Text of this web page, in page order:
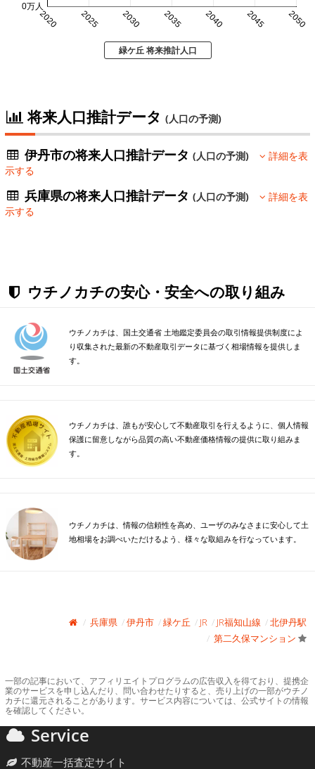
2020 2025 2030 2035 2040 2045 2050
0万人
緑ケ丘 将来推計人口
将来人口推計データ (人口の予測)
伊丹市の将来人口推計データ(人口の予測)
詳細を表
示する
兵庫県の将来人口推計データ(人口の予測)
詳細を表
示する
ウチノカチの安心・安全への取り組み
ウチノカチは、国土交通省 土地鑑定委員会の取引情報提供制度によ
り収集された最新の不動産取引データに基づく相場情報を提供しま
す。
ウチノカチは、誰もが安心して不動産取引を行えるように、個人情報
保護に留意しながら品質の高い不動産価格情報の提供に取り組みま
す。
ウチノカチは、情報の信頼性を高め、ユーザのみなさまに安心して土
地相場をお調べいただけるよう、様々な取組みを行なっています。
兵庫県 伊丹市 緑ケ丘 JR JR福知山線
北伊丹駅
第二久保マンション
一部の記事において、アフィリエイトプログラムの広告収入を得ており、提携企
業のサービスを申し込んだり、問い合わせたりすると、売り上げの一部がウチノ
カチに還元されることがあります。サービス内容については、公式サイトの情報
を確認してください。
Service
不動産一括査定サイト